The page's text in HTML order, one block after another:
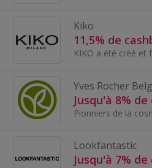
Kiko
11,5% de
Yves Rocher
Jusqu'à 8%
Lookfantastic
Jusqu'à 7%